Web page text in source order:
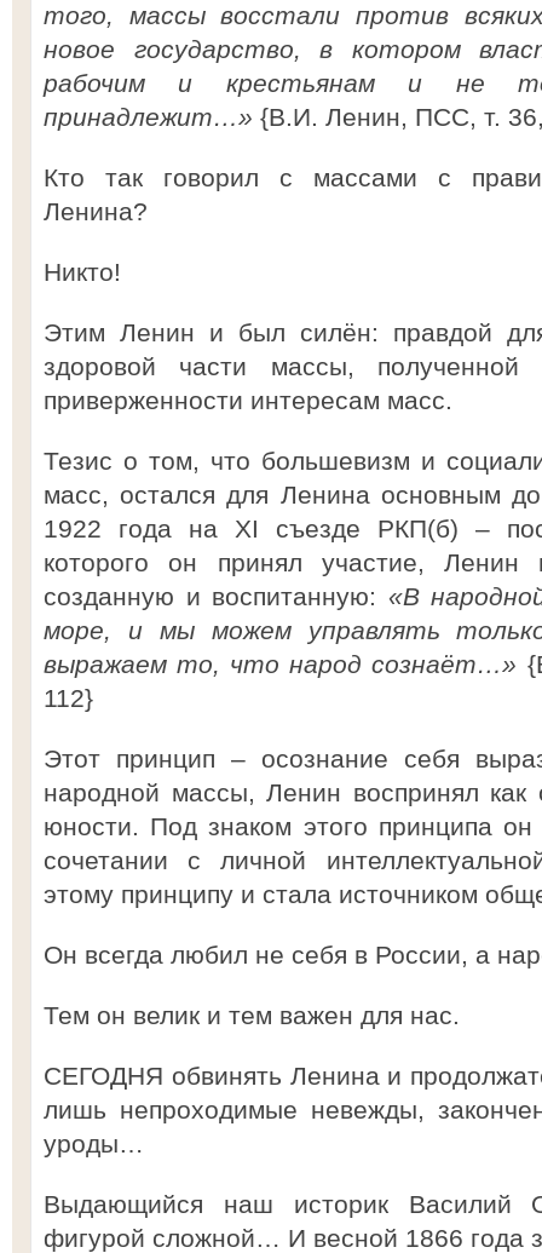
того, массы восстали против
новое государство, в котором
рабочим и крестьянам и не
принадлежит…» {В.И. Ленин, ПСС, т.
Кто так говорил с массами с
Ленина?
Никто!
Этим Ленин и был силён: правдой
здоровой части массы,
приверженности интересам масс.
Тезис о том, что большевизм и
масс, остался для Ленина основным
1922 года на XI съезде РКП(б) –
которого он принял участие,
созданную и воспитанную: «В
море, и мы можем управлять
выражаем то, что народ сознаёт…»
112}
Этот принцип – осознание себя
народной массы, Ленин воспринял
юности. Под знаком этого принципа
сочетании с личной
этому принципу и стала источником
Он всегда любил не себя в России, а
Тем он велик и тем важен для нас.
СЕГОДНЯ обвинять Ленина и
лишь непроходимые невежды,
уроды…
Выдающийся наш историк Василий
фигурой сложной… И весной 1866 года